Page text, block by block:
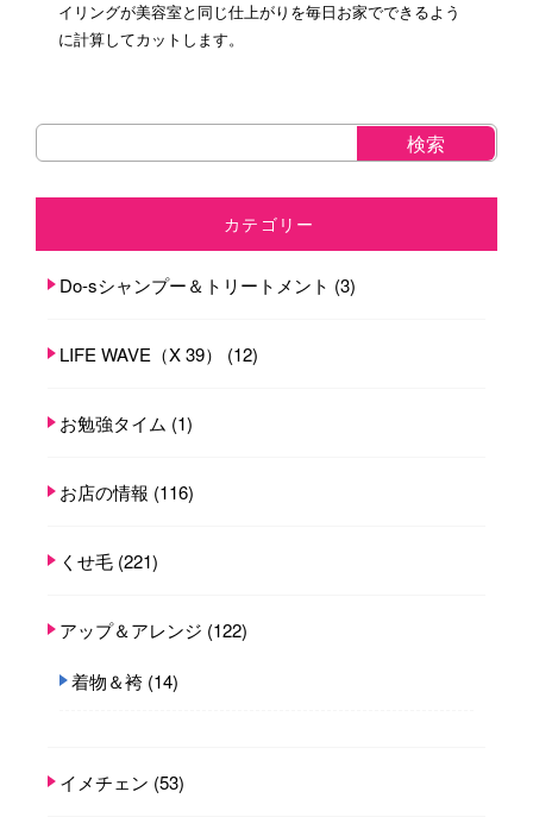
イリングが美容室と同じ仕上がりを毎日お家でできるよう
に計算してカットします。
カテゴリー
Do-sシャンプー＆トリートメント (3)
LIFE WAVE（X 39） (12)
お勉強タイム (1)
お店の情報 (116)
くせ毛 (221)
アップ＆アレンジ (122)
着物＆袴 (14)
イメチェン (53)